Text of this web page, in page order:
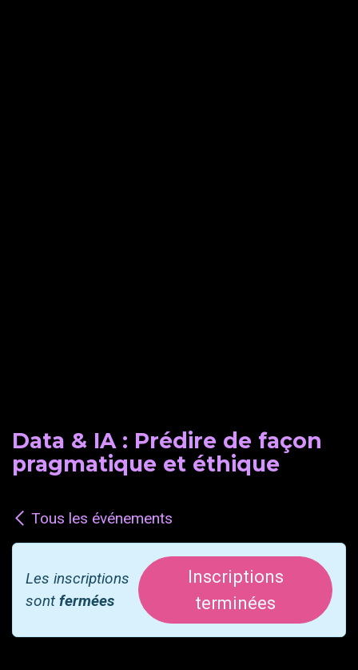
Data & IA : Prédire de façon
pragmatique et éthique
Tous les événements
Les inscriptions
sont fermées
Inscriptions
terminées